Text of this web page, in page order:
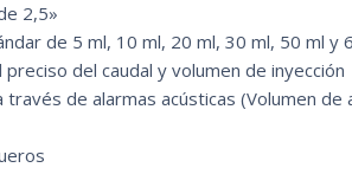
2,5»
de 5 ml, 10 ml, 20 ml, 30 ml, 50 ml y
del caudal y volumen de inyección
de alarmas acústicas (Volumen de